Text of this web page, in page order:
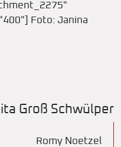
Foto: Janina
Groß Schwülper
Romy Noetzel